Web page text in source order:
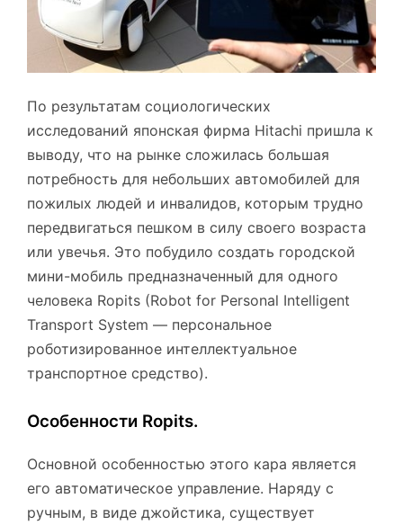
По результатам социологических
исследований японская фирма Hitachi пришла к
выводу, что на рынке сложилась большая
потребность для небольших автомобилей для
пожилых людей и инвалидов, которым трудно
передвигаться пешком в силу своего возраста
или увечья. Это побудило создать городской
мини-мобиль предназначенный для одного
человека Ropits (Robot for Personal Intelligent
Transport System — персональное
роботизированное интеллектуальное
транспортное средство).
Особенности Ropits.
Основной особенностью этого кара является
его автоматическое управление. Наряду с
ручным, в виде джойстика, существует